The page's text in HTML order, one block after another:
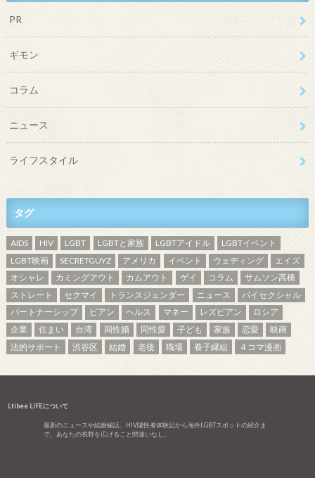
PR
ギモン
コラム
ニュース
ライフスタイル
タグ
AIDS HIV LGBT LGBTと家族 LGBTアイドル
LGBTイベント
LGBT映画
SECRETGUYZ アメリカ イベント ウェディング
エイズ
オシャレ
カミングアウト カムアウト ゲイ コラム
サムソン高橋
ストレート
セクマイ トランスジェンダー ニュース
バイセクシャル
パートナーシップ
ビアン ヘルス マネー レズビアン
ロシア
企業
住まい 台湾 同性婚 同性愛 子ども 家族 恋愛
映画
法的サポート
渋谷区 結婚 老後 職場 養子縁組 ４コマ漫画
Ltibee LIFEについて
最新のニュースや結婚秘話、HIV陽性者体験記から海外LGBTスポットの紹介ま
で。あなたの視野を広げること間違いなし。